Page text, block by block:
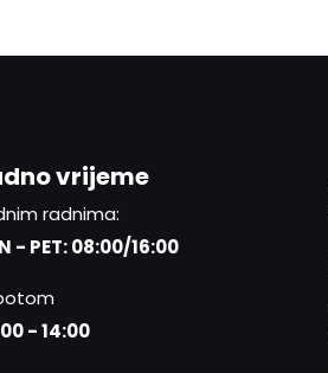
vrijeme
radnima:
- PET: 08:00/16:00
- 14:00